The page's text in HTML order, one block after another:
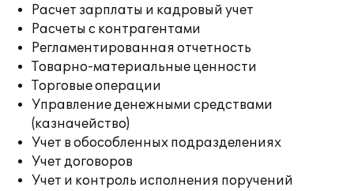
Расчет зарплаты и кадровый учет
Расчеты с контрагентами
Регламентированная отчетность
Товарно-материальные ценности
Торговые операции
Управление денежными средствами
(казначейство)
Учет в обособленных подразделениях
Учет договоров
Учет и контроль исполнения поручений